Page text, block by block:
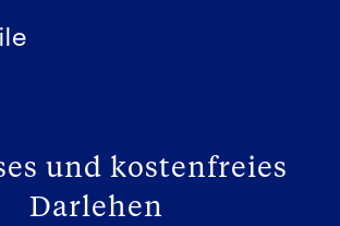
und kostenfreies
Darlehen